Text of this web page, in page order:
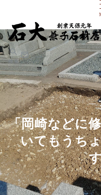
検索
—
「岡崎などに
いてもうち